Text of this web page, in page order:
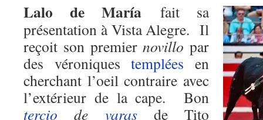
Lalo de María fait sa
présentation à Vista Alegre. Il
reçoit son premiernovillo par
des véroniquestemplées en
cherchant l’oeil contraire avec
l’extérieur de la cape. Bon
tercio de varasde Tito